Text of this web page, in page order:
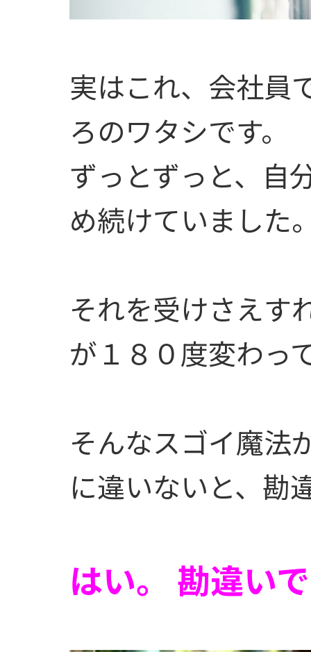
実はこれ、会社員
ろのワタシです。
ずっとずっと、自
め続けていました
それを受けさえす
が１８０度変わっ
そんなスゴイ魔法
に違いないと、勘
はい。 勘違い